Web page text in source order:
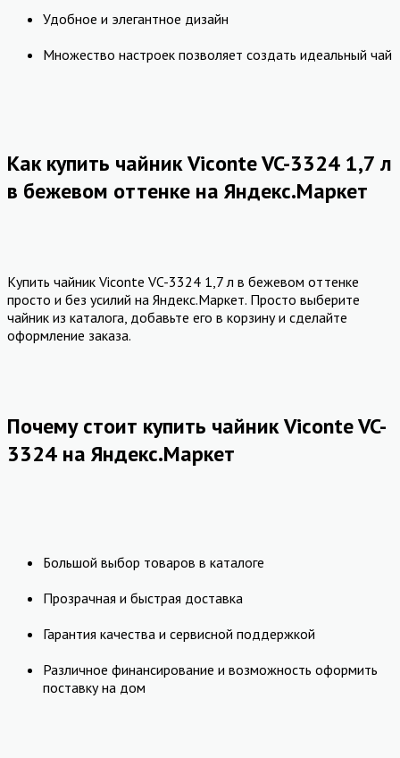
Удобное и элегантное дизайн
Множество настроек позволяет создать идеальный чай
Как купить чайник Viconte VC-3324 1,7 л
в бежевом оттенке на Яндекс.Маркет
Купить чайник Viconte VC-3324 1,7 л в бежевом оттенке
просто и без усилий на Яндекс.Маркет. Просто выберите
чайник из каталога, добавьте его в корзину и сделайте
оформление заказа.
Почему стоит купить чайник Viconte VC-
3324 на Яндекс.Маркет
Большой выбор товаров в каталоге
Прозрачная и быстрая доставка
Гарантия качества и сервисной поддержкой
Различное финансирование и возможность оформить
поставку на дом